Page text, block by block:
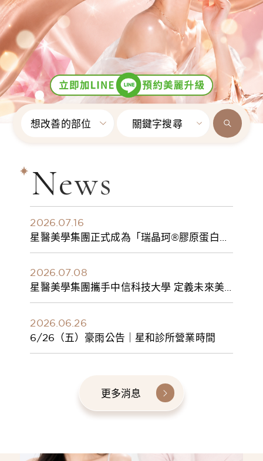
想改善的部位 關鍵字搜尋
News
2026.07.16
星醫美學集團正式成為「瑞晶珂®膠原蛋白植
入劑」台灣獨家總代理
2026.07.08
星醫美學集團攜手中信科技大學 定義未來美
學人才新標準 建構健康美學產學共育模式 串
2026.06.26
6/26（五）豪雨公告｜星和診所營業時間
更多消息